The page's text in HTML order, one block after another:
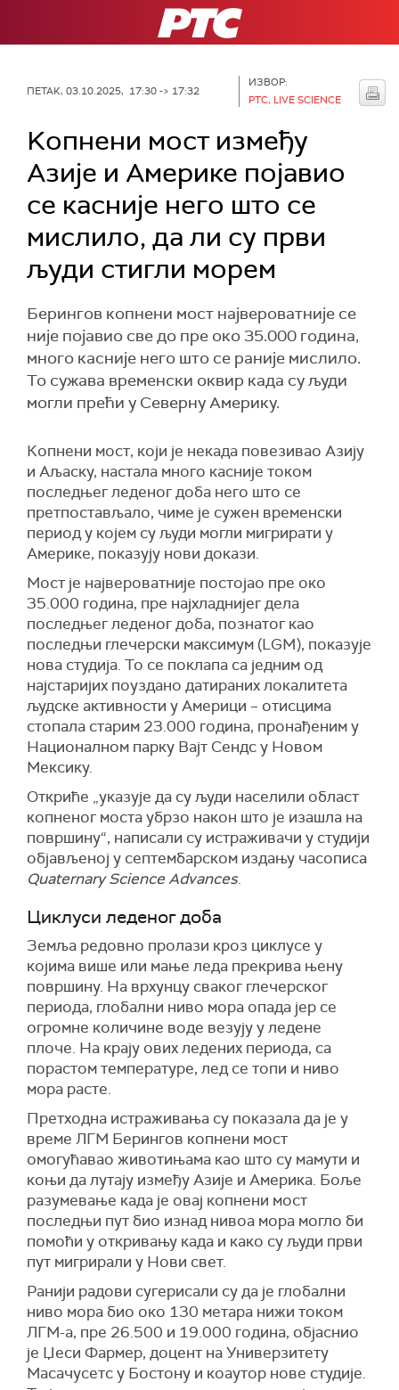
РТС
ПЕТАК, 03.10.2025, 17:30 -> 17:32
ИЗВОР:
РТС, LIVE SCIENCE
Kопнени мост између
Азије и Америке појавио
се касније него што се
мислило, да ли су први
људи стигли морем
Берингов копнени мост највероватније се
није појавио све до пре око 35.000 година,
много касније него што се раније мислило.
То сужава временски оквир када су људи
могли прећи у Северну Америку.
Копнени мост, који је некада повезивао Азију
и Аљаску, настала много касније током
последњег леденог доба него што се
претпостављало, чиме је сужен временски
период у којем су људи могли мигрирати у
Америке, показују нови докази.
Мост је највероватније постојао пре око
35.000 година, пре најхладнијег дела
последњег леденог доба, познатог као
последњи глечерски максимум (LGM), показује
нова студија. То се поклапа са једним од
најстаријих поуздано датираних локалитета
људске активности у Америци – отисцима
стопала старим 23.000 година, пронађеним у
Националном парку Вајт Сендс у Новом
Мексику.
Откриће „указује да су људи населили област
копненог моста убрзо након што је изашла на
површину“, написали су истраживачи у студији
објављеној у септембарском издању часописа
Quaternary Science Advances.
Циклуси леденог доба
Земља редовно пролази кроз циклусе у
којима више или мање леда прекрива њену
површину. На врхунцу сваког глечерског
периода, глобални ниво мора опада јер се
огромне количине воде везују у ледене
плоче. На крају ових ледених периода, са
порастом температуре, лед се топи и ниво
мора расте.
Претходна истраживања су показала да је у
време ЛГМ Берингов копнени мост
омогућавао животињама као што су мамути и
коњи да лутају између Азије и Америка. Боље
разумевање када је овај копнени мост
последњи пут био изнад нивоа мора могло би
помоћи у откривању када и како су људи први
пут мигрирали у Нови свет.
Ранији радови сугерисали су да је глобални
ниво мора био око 130 метара нижи током
ЛГМ-а, пре 26.500 и 19.000 година, објаснио
је Џеси Фармер, доцент на Универзитету
Масачусетс у Бостону и коаутор нове студије.